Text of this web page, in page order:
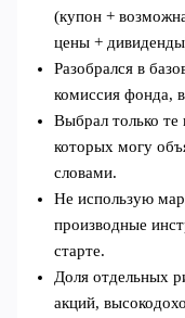
(купон +
цены +
Разобрался в
комиссия фонда,
Выбрал только
которых могу
словами.
Не использую
производные
старте.
Доля отдельных
акций,